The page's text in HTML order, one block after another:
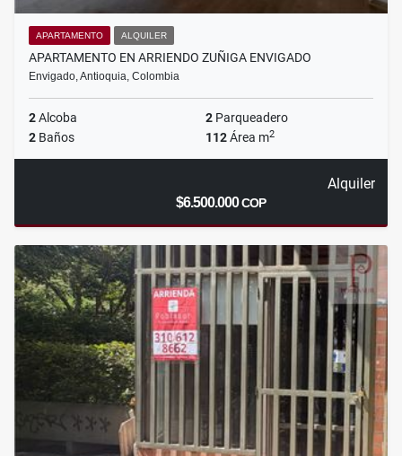
APARTAMENTO ALQUILER
APARTAMENTO EN ARRIENDO ZUÑIGA ENVIGADO
Envigado, Antioquia, Colombia
2Alcoba 2 Parqueadero
2 Baños 112Área m2
Alquiler
$6.500.000COP